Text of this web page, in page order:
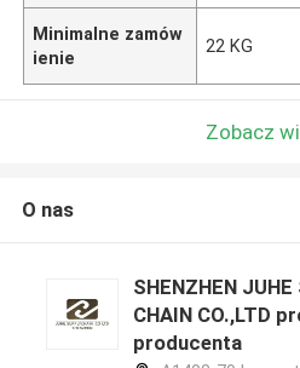
Minimalne zamów
ienie
22 KG
Zobacz
O nas
SHENZHEN JUHE
CHAIN CO.,LTD
producenta